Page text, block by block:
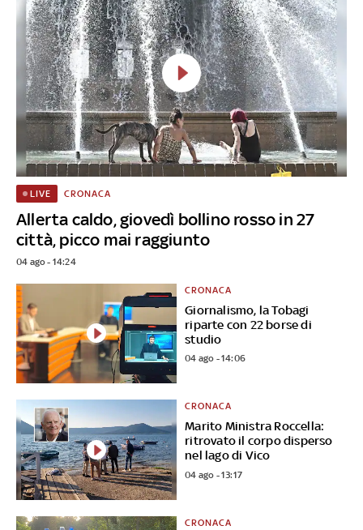
Allerta caldo, giovedì bollino rosso in 27
città, picco mai raggiunto
LIVE CRONACA
04 ago - 14:24
Giornalismo, la Tobagi
riparte con 22 borse di
studio
CRONACA
04 ago - 14:06
Marito Ministra Roccella:
ritrovato il corpo disperso
nel lago di Vico
CRONACA
04 ago - 13:17
CRONACA